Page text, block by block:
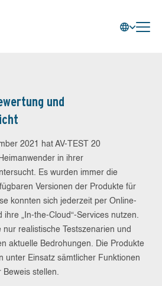
und
2021 hat AV-TEST 20
in ihrer
Es wurden immer die
Versionen der Produkte für
konnten sich jederzeit per Online-
ihre „In-the-Cloud“-Services nutzen.
nur realistische Testszenarien und
aktuelle Bedrohungen. Die Produkte
unter Einsatz sämtlicher Funktionen
Beweis stellen.